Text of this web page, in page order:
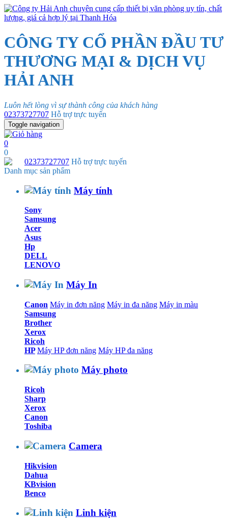
CÔNG TY CỔ PHẦN ĐẦU TƯ
THƯƠNG MẠI & DỊCH VỤ
HẢI ANH
Luôn hết lòng vì sự thành công của khách hàng
02373727707 Hỗ trợ trực tuyến
Toggle navigation
0
0
02373727707 Hỗ trợ trực tuyến
Danh mục sản phẩm
Máy tính
Sony
Samsung
Acer
Asus
Hp
DELL
LENOVO
Máy In
Canon Máy in đơn năng Máy in đa năng Máy in màu
Samsung
Brother
Xerox
Ricoh
HP Máy HP đơn năng Máy HP đa năng
Máy photo
Ricoh
Sharp
Xerox
Canon
Toshiba
Camera
Hikvision
Dahua
KBvision
Benco
Linh kiện